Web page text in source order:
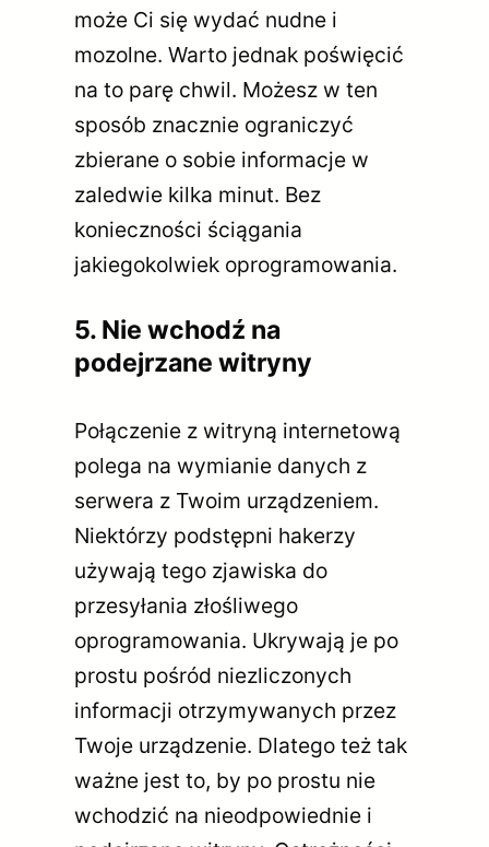
może Ci się wydać nudne i
mozolne. Warto jednak poświęcić
na to parę chwil. Możesz w ten
sposób znacznie ograniczyć
zbierane o sobie informacje w
zaledwie kilka minut. Bez
konieczności ściągania
jakiegokolwiek oprogramowania.
5. Nie wchodź na
podejrzane witryny
Połączenie z witryną internetową
polega na wymianie danych z
serwera z Twoim urządzeniem.
Niektórzy podstępni hakerzy
używają tego zjawiska do
przesyłania złośliwego
oprogramowania. Ukrywają je po
prostu pośród niezliczonych
informacji otrzymywanych przez
Twoje urządzenie. Dlatego też tak
ważne jest to, by po prostu nie
wchodzić na nieodpowiednie i